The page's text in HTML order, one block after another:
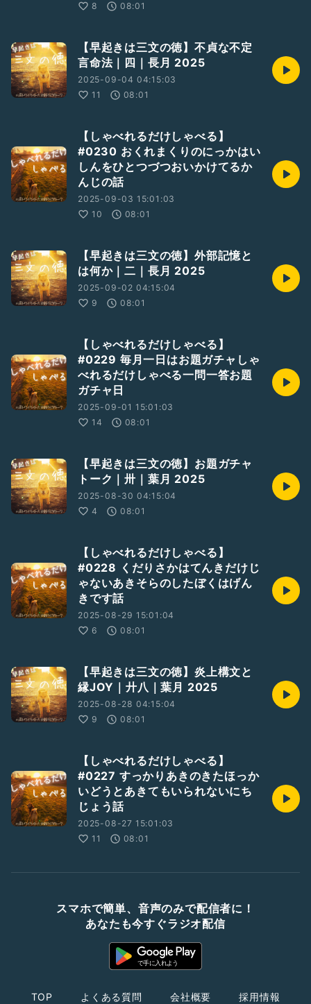
8
08:01
【早起きは三文の徳】不貞な不定
言命法｜四｜長月 2025
2025-09-04 04:15:03
11
08:01
【しゃべれるだけしゃべる】
#0230 おくれまくりのにっかはい
しんをひとつづつおいかけてるか
んじの話
2025-09-03 15:01:03
10
08:01
【早起きは三文の徳】外部記憶と
は何か｜二｜長月 2025
2025-09-02 04:15:04
9
08:01
【しゃべれるだけしゃべる】
#0229 毎月一日はお題ガチャしゃ
べれるだけしゃべる一問一答お題
ガチャ日
2025-09-01 15:01:03
14
08:01
【早起きは三文の徳】お題ガチャ
トーク｜卅｜葉月 2025
2025-08-30 04:15:04
4
08:01
【しゃべれるだけしゃべる】
#0228 くだりさかはてんきだけじ
ゃないあきそらのしたぼくはげん
きです話
2025-08-29 15:01:04
6
08:01
【早起きは三文の徳】炎上構文と
縁JOY｜廾八｜葉月 2025
2025-08-28 04:15:04
9
08:01
【しゃべれるだけしゃべる】
#0227 すっかりあきのきたほっか
いどうとあきてもいられないにち
じょう話
2025-08-27 15:01:03
11
08:01
スマホで簡単、音声のみで配信者に！
あなたも今すぐラジオ配信
TOP よくある質問 会社概要 採用情報